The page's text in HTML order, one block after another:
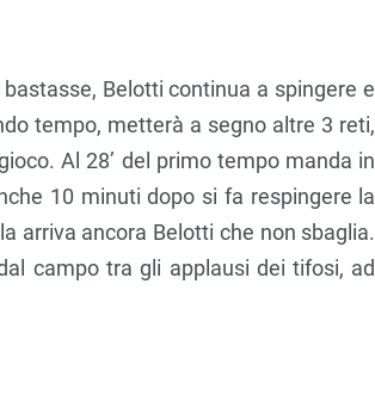
Belotti continua a spingere e
tempo, metterà a segno altre 3 reti,
Al 28’ del primo tempo manda in
10 minuti dopo si fa respingere la
arriva ancora Belotti che non sbaglia.
campo tra gli applausi dei tifosi, ad